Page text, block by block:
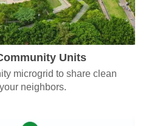
Units
microgrid to share clean
neighbors.